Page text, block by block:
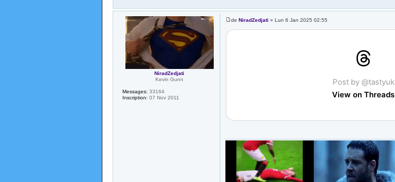
de NiradZedjati » Lun 6 Jan 2025 02:55
Post by @tastyuk
View on Threads
NiradZedjati
Kevin Gunn
Messages: 33164
Inscription: 07 Nov 2011